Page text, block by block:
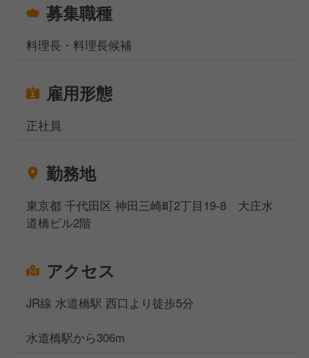
募集職種
料理長・料理長候補
雇用形態
正社員
勤務地
東京都 千代田区 神田三崎町2丁目19-8 大庄水
道橋ビル2階
アクセス
JR線 水道橋駅 西口より徒歩5分
水道橋駅から306m